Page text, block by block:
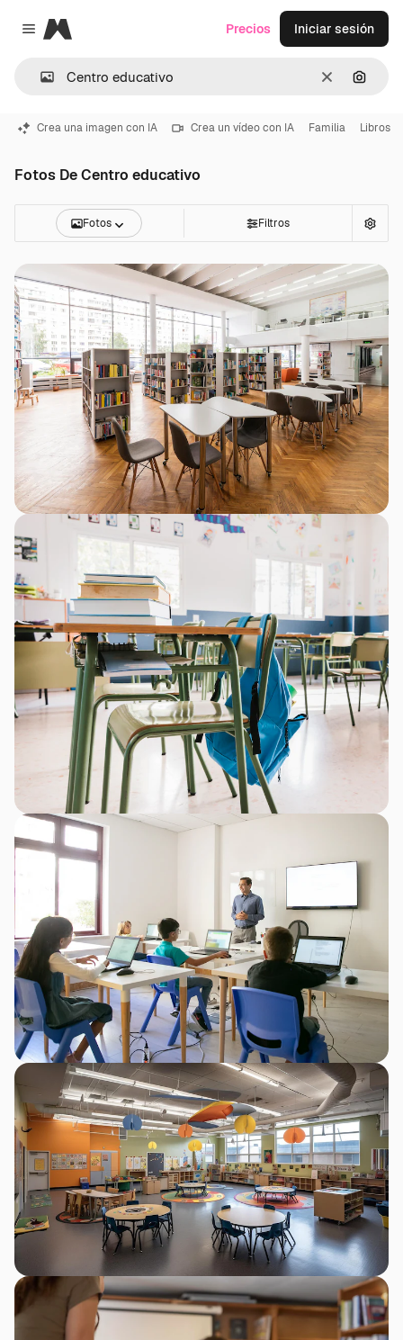
Close menu
Magnific
Borrar
Precios Iniciar sesión
Crea una imagen con IA Crea un vídeo con IA Familia Libros
Fotos De Centro educativo
Fotos Filtros